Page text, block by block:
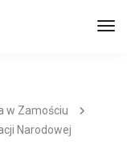
w Zamościu
Narodowej